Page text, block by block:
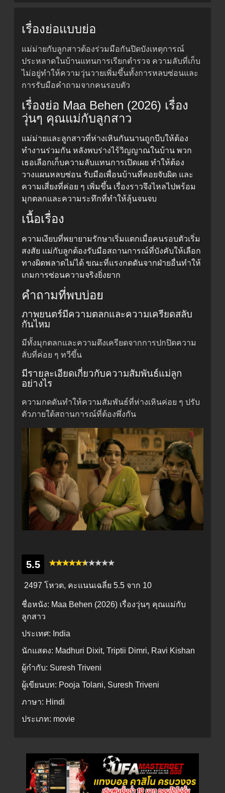
เรื่องย่อแบบย่อ
แม่ม่ายกับลูกสาวต้องร่วมมือกันปิดบังเหตุการณ์
ประหลาดในบ้านแทนการเรียกตำรวจ ความลับที่เก็บ
ไม่อยู่ทำให้ความวุ่นวายเพิ่มขึ้นทั้งการหลบซ่อนและ
การรับมือคำถามจากคนรอบตัว
เรื่องย่อ Maa Behen (2026) เรื่อง
วุ่นๆ คุณแม่กับลูกสาว
แม่ม่ายและลูกสาวที่ห่างเหินกันนานถูกบีบให้ต้อง
ทำงานร่วมกัน หลังพบร่างไร้วิญญาณในบ้าน พวก
เธอเลือกเก็บความลับแทนการเปิดเผย ทำให้ต้อง
วางแผนหลบซ่อน รับมือเพื่อนบ้านที่คอยจับผิด และ
ความเสี่ยงที่ค่อย ๆ เพิ่มขึ้น เรื่องราวจึงไหลไปพร้อม
มุกตลกและความระทึกที่ทำให้ลุ้นจนจบ
เนื้อเรื่อง
ความเงียบที่พยายามรักษาเริ่มแตกเมื่อคนรอบตัวเริ่ม
สงสัย แม่กับลูกต้องรับมือสถานการณ์ที่บังคับให้เลือก
ทางผิดพลาดไม่ได้ ขณะที่แรงกดดันจากฝ่ายอื่นทำให้
เกมการซ่อนความจริงยิ่งยาก
คำถามที่พบบ่อย
ภาพยนตร์มีความตลกและความเครียดสลับ
กันไหม
มีทั้งมุกตลกและความตึงเครียดจากการปกปิดความ
ลับที่ค่อย ๆ ทวีขึ้น
มีรายละเอียดเกี่ยวกับความสัมพันธ์แม่ลูก
อย่างไร
ความกดดันทำให้ความสัมพันธ์ที่ห่างเหินค่อย ๆ ปรับ
ตัวภายใต้สถานการณ์ที่ต้องพึ่งกัน
5.5
2497 โหวต, คะแนนเฉลี่ย 5.5 จาก 10
ชื่อหนัง: Maa Behen (2026) เรื่องวุ่นๆ คุณแม่กับ
ลูกสาว
ประเทศ: India
นักแสดง: Madhuri Dixit, Triptii Dimri, Ravi Kishan
ผู้กำกับ: Suresh Triveni
ผู้เขียนบท: Pooja Tolani, Suresh Triveni
ภาษา: Hindi
ประเภท: movie